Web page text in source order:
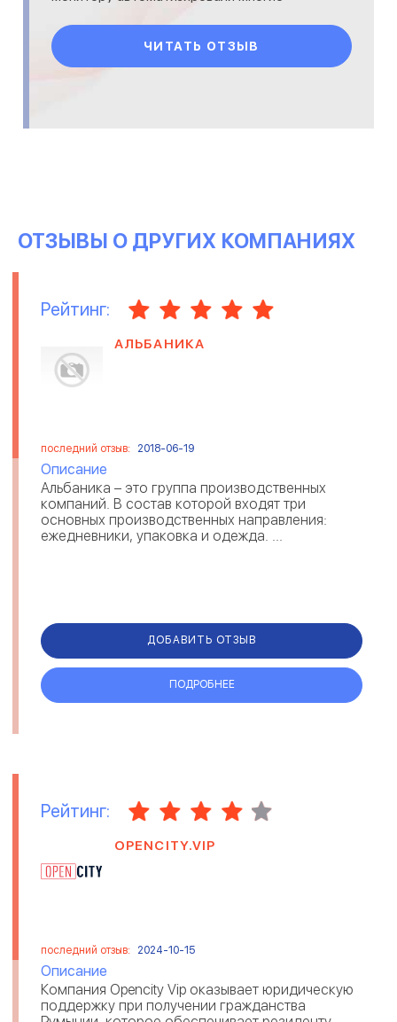
сотрудничеству с Сенсорными Системами.
ЧИТАТЬ ОТЗЫВ
ОТЗЫВЫ О ДРУГИХ КОМПАНИЯХ
Рейтинг:
АЛЬБАНИКА
последний отзыв: 2018-06-19
Описание
Альбаника – это группа производственных
компаний. В состав которой входят три
основных производственных направления:
ежедневники, упаковка и одежда. ...
ДОБАВИТЬ ОТЗЫВ
ПОДРОБНЕЕ
Рейтинг:
OPENCITY.VIP
последний отзыв: 2024-10-15
Описание
Компания Opencity Vip оказывает юридическую
поддержку при получении гражданства